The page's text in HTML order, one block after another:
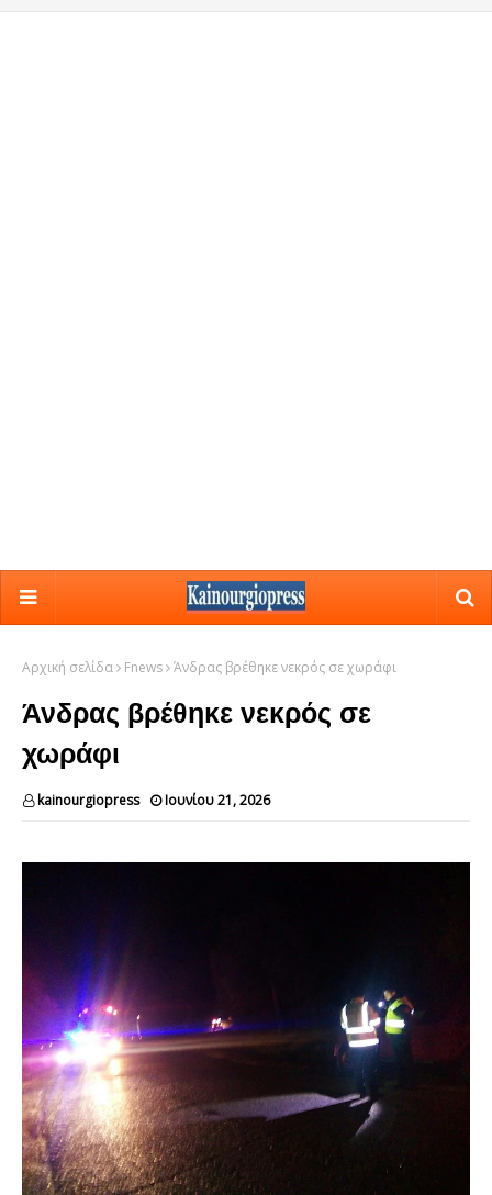
Αρχική σελίδα Fnews Άνδρας βρέθηκε νεκρός σε χωράφι
Άνδρας βρέθηκε νεκρός σε
χωράφι
kainourgiopress Ιουνίου 21, 2026